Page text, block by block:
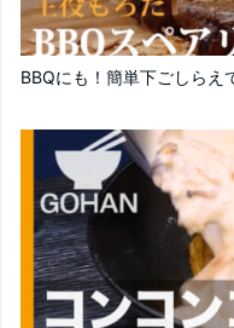
BBQにも！簡単下ごしらえ